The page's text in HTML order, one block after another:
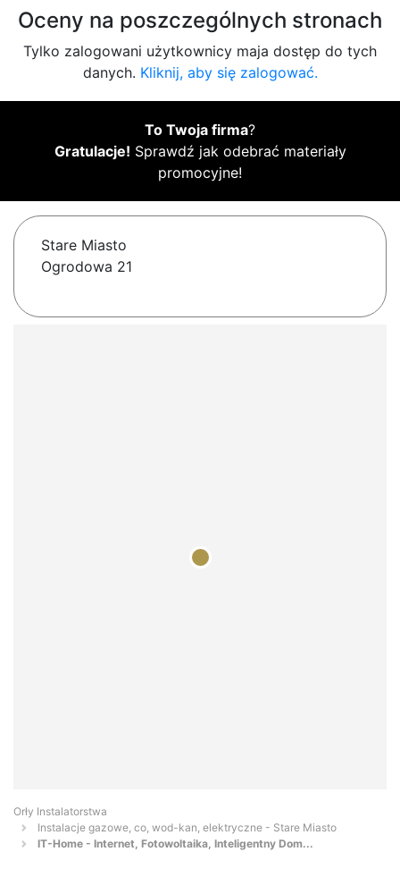
Oceny na poszczególnych stronach
Tylko zalogowani użytkownicy maja dostęp do tych
danych. Kliknij, aby się zalogować.
To Twoja firma?
Gratulacje! Sprawdź jak odebrać materiały
promocyjne!
Stare Miasto
Ogrodowa 21
Orły Instalatorstwa
Instalacje gazowe, co, wod-kan, elektryczne - Stare Miasto
IT-Home - Internet, Fotowoltaika, Inteligentny Dom...